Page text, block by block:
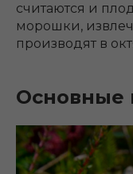
считаются и
морошки,
производят в
Основные